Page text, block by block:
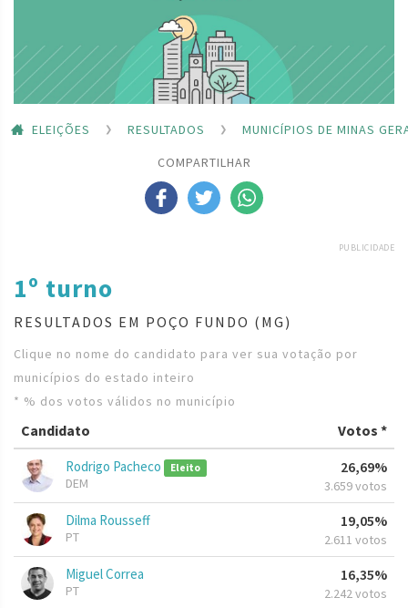
ELEIÇÕES RESULTADOS
MUNICÍPIOS DE MINAS
COMPARTILHAR
PUBLICIDADE
1º turno
RESULTADOS EM POÇO FUNDO (MG)
Clique no nome do candidato para ver sua votação por
municípios do estado inteiro
* % dos votos válidos no município
Candidato Votos *
Rodrigo Pacheco Eleito
DEM
26,69%
3.659 votos
Dilma Rousseff
PT
19,05%
2.611 votos
Miguel Correa
PT
16,35%
2.242 votos